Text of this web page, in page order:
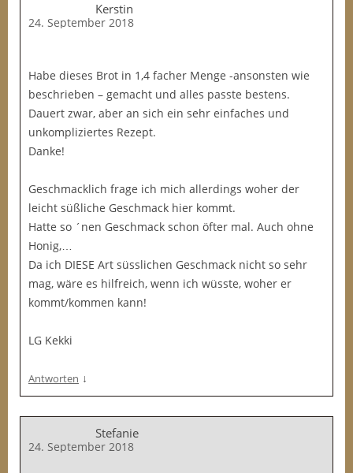
Kerstin
24. September 2018
Habe dieses Brot in 1,4 facher Menge -ansonsten wie
beschrieben – gemacht und alles passte bestens.
Dauert zwar, aber an sich ein sehr einfaches und
unkompliziertes Rezept.
Danke!
Geschmacklich frage ich mich allerdings woher der
leicht süßliche Geschmack hier kommt.
Hatte so ´nen Geschmack schon öfter mal. Auch ohne
Honig,…
Da ich DIESE Art süsslichen Geschmack nicht so sehr
mag, wäre es hilfreich, wenn ich wüsste, woher er
kommt/kommen kann!
LG Kekki
Antworten ↓
Stefanie
24. September 2018